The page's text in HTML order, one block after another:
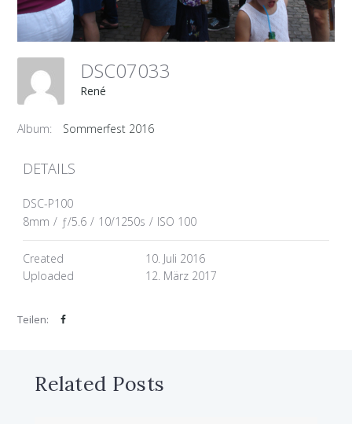
DSC07033
René
Album: Sommerfest 2016
DETAILS
DSC-P100
8mm / ƒ/5.6 / 10/1250s / ISO 100
Created
10. Juli 2016
Uploaded
12. März 2017
Teilen:
Related Posts